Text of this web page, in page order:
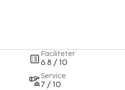
Faciliteter
6.8 / 10
Service
7 / 10